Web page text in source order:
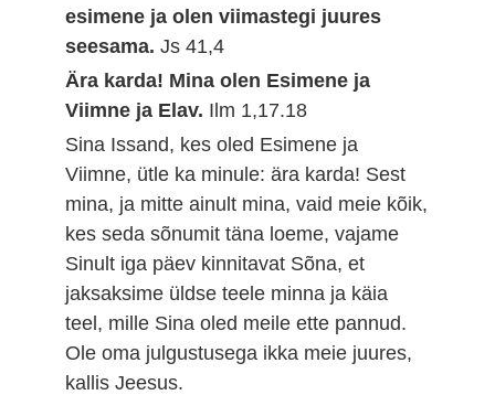
esimene ja olen viimastegi juures
seesama.Js 41,4
Ära karda! Mina olen Esimene ja
Viimne ja Elav. Ilm 1,17.18
Sina Issand, kes oled Esimene ja
Viimne, ütle ka minule: ära karda! Sest
mina, ja mitte ainult mina, vaid meie kõik,
kes seda sõnumit täna loeme, vajame
Sinult iga päev kinnitavat Sõna, et
jaksaksime üldse teele minna ja käia
teel, mille Sina oled meile ette pannud.
Ole oma julgustusega ikka meie juures,
kallis Jeesus.